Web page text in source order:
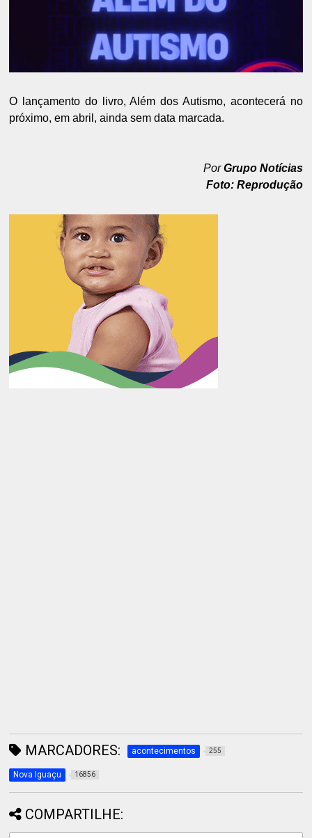
O lançamento do livro, Além dos Autismo, acontecerá no
próximo, em abril, ainda sem data marcada.
PorGrupo Notícias
Foto: Reprodução
MARCADORES: acontecimentos 255
Nova Iguaçu 16856
COMPARTILHE: